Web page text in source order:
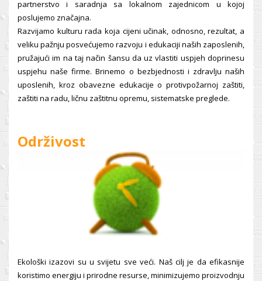
partnerstvo i saradnja sa lokalnom zajednicom u kojoj
poslujemo značajna.
Razvijamo kulturu rada koja cijeni učinak, odnosno, rezultat, a
veliku pažnju posvećujemo razvoju i edukaciji naših zaposlenih,
pružajući im na taj način šansu da uz vlastiti uspjeh doprinesu
uspjehu naše firme. Brinemo o bezbjednosti i zdravlju naših
uposlenih, kroz obavezne edukacije o protivpožarnoj zaštiti,
zaštiti na radu, ličnu zaštitnu opremu, sistematske preglede.
Održivost
Ekološki izazovi su u svijetu sve veći. Naš cilj je da efikasnije
koristimo energiju i prirodne resurse, minimizujemo proizvodnju